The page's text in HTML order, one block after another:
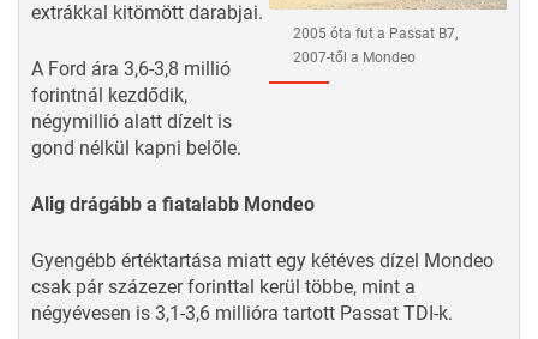
2005 óta fut a Passat B7,
2007-től a Mondeo
extrákkal kitömött darabjai.
A Ford ára 3,6-3,8 millió
forintnál kezdődik,
négymillió alatt dízelt is
gond nélkül kapni belőle.
Alig drágább a fiatalabb Mondeo
Gyengébb értéktartása miatt egy kétéves dízel Mondeo
csak pár százezer forinttal kerül többe, mint a
négyévesen is 3,1-3,6 millióra tartott Passat TDI-k.